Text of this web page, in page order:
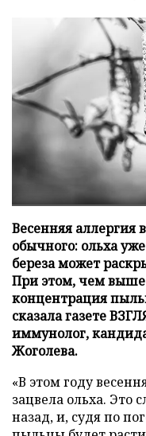
Весенняя аллергия
обычного: ольха
береза может
При этом, чем
концентрация
сказала газете
иммунолог,
Жоголева.
«В этом году
зацвела ольха. Это
назад, и, судя по